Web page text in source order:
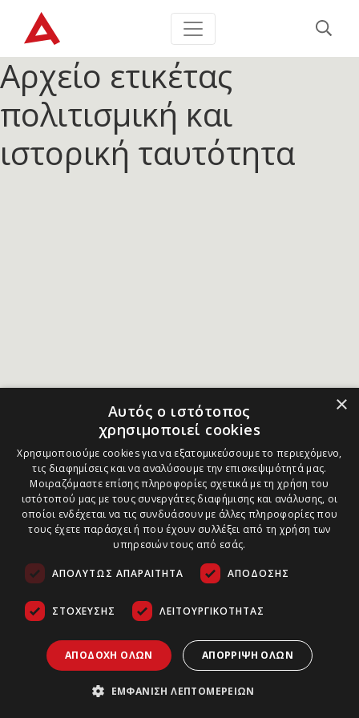
Αρχείο ετικέτας
πολιτισμική και
ιστορική ταυτότητα
×
Αυτός ο ιστότοπος
χρησιμοποιεί cookies
Χρησιμοποιούμε cookies για να εξατομικεύσουμε το περιεχόμενο,
τις διαφημίσεις και να αναλύσουμε την επισκεψιμότητά μας.
Μοιραζόμαστε επίσης πληροφορίες σχετικά με τη χρήση του
ιστότοπού μας με τους συνεργάτες διαφήμισης και ανάλυσης, οι
οποίοι ενδέχεται να τις συνδυάσουν με άλλες πληροφορίες που
τους έχετε παράσχει ή που έχουν συλλέξει από τη χρήση των
υπηρεσιών τους από εσάς.
ΑΠΟΛΎΤΩΣ ΑΠΑΡΑΊΤΗΤΑ ΑΠΌΔΟΣΗΣ
ΣΤΌΧΕΥΣΗΣ ΛΕΙΤΟΥΡΓΙΚΌΤΗΤΑΣ
ΑΠΟΔΟΧΉ ΌΛΩΝ ΑΠΌΡΡΙΨΗ ΌΛΩΝ
ΕΜΦΆΝΙΣΗ ΛΕΠΤΟΜΕΡΕΙΏΝ